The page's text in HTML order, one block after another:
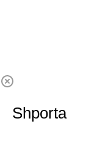
Shporta